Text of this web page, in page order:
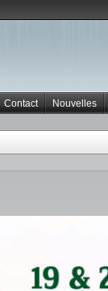
Contact Nouvelles